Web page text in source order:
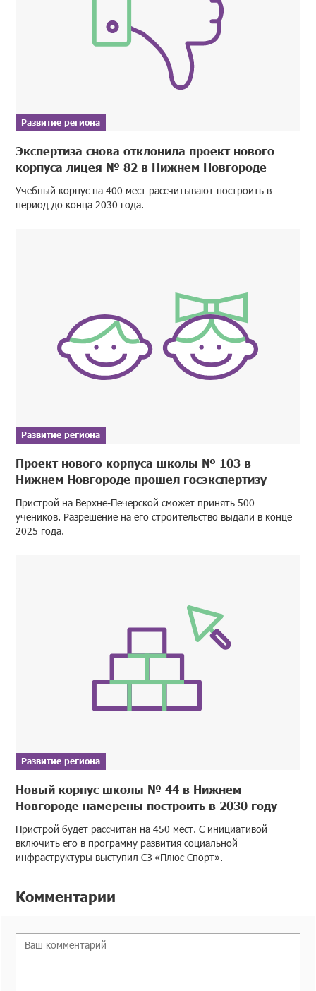
Развитие региона
Экспертиза снова отклонила проект нового
корпуса лицея № 82 в Нижнем Новгороде
Учебный корпус на 400 мест рассчитывают построить в
период до конца 2030 года.
Развитие региона
Проект нового корпуса школы № 103 в
Нижнем Новгороде прошел госэкспертизу
Пристрой на Верхне-Печерской сможет принять 500
учеников. Разрешение на его строительство выдали в конце
2025 года.
Развитие региона
Новый корпус школы № 44 в Нижнем
Новгороде намерены построить в 2030 году
Пристрой будет рассчитан на 450 мест. С инициативой
включить его в программу развития социальной
инфраструктуры выступил СЗ «Плюс Спорт».
Комментарии